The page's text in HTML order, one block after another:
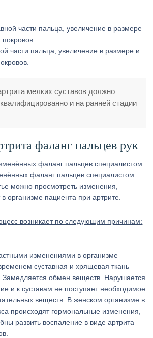
части пальца, увеличение в размере и
мелких суставов должно
и на ранней стадии
фаланг пальцев рук
фаланг пальцев специалистом.
можно просмотреть изменения,
организме пациента при артрите.
возникает по следующим причинам:
изменениями в организме
суставная и хрящевая ткань
Замедляется обмен веществ. Нарушается
и к суставам не поступает необходимое
веществ. В женском организме в
происходят гормональные изменения,
развить воспаление в виде артрита